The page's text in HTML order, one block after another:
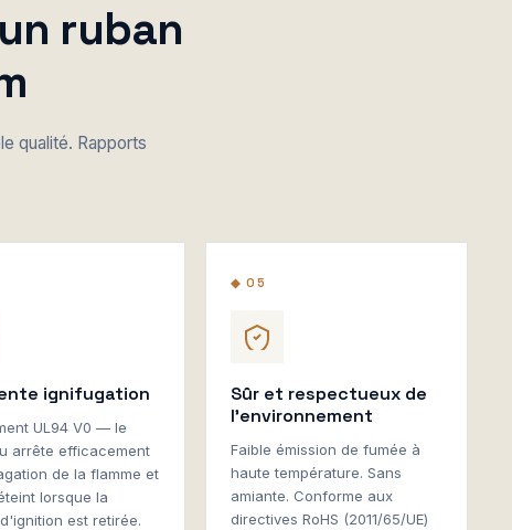
ruban
qualité. Rapports
ignifugation
UL94 V0 — le
arrête efficacement
de la flamme et
lorsque la
est retirée.
◆ 05
Sûr et respectueux de
l'environnement
Faible émission de fumée à
haute température. Sans
amiante. Conforme aux
directives RoHS (2011/65/UE)